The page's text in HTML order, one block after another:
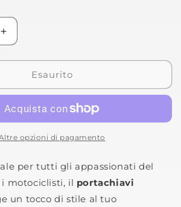
Aumenta
quantità
per
Portachiavi
MLAR
Esaurito
opzioni di pagamento
per tutti gli appassionati del
motociclisti, il portachiavi
un tocco di stile al tuo